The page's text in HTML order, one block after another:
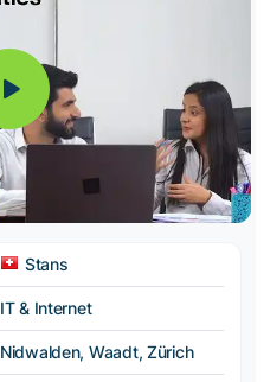
Stans
IT & Internet
Nidwalden, Waadt, Zürich